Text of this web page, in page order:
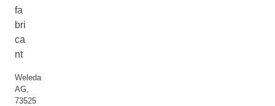
fa
bri
ca
nt
Weleda
AG,
73525